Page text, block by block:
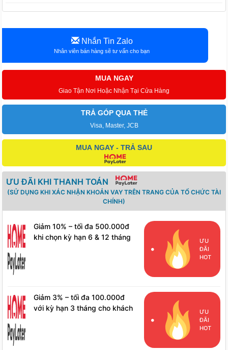
Nhắn Tin Zalo
Nhân viên bán hàng sẽ tư vấn cho bạn
MUA NGAY
Giao Tận Nơi Hoặc Nhận Tại Cửa Hàng
TRẢ GÓP QUA THẺ
Visa, Master, JCB
MUA NGAY - TRẢ SAU
ƯU ĐÃI KHI THANH TOÁN
(SỬ DỤNG KHI XÁC NHẬN KHOẢN VAY TRÊN TRANG CỦA TỔ CHỨC TÀI
CHÍNH)
Giảm 10% – tối đa 500.000đ
khi chọn kỳ hạn 6 & 12 tháng
ƯU
ĐÃI
HOT
Giảm 3% – tối đa 100.000đ
với kỳ hạn 3 tháng cho khách
ƯU
ĐÃI
HOT